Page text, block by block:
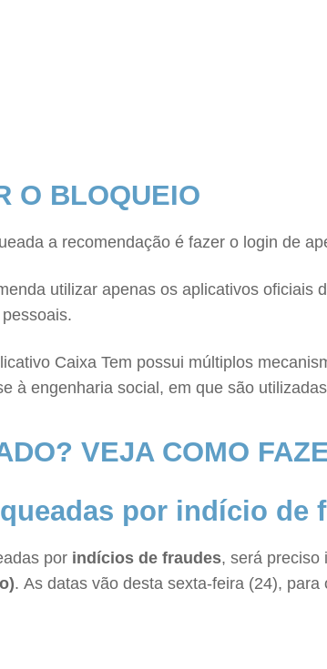
O BLOQUEIO
a recomendação é fazer o login de
utilizar apenas os aplicativos
Caixa Tem possui múltiplos
à engenharia social, em que são
VEJA COMO
por indício de
por indícios de fraudes, será preciso
. As datas vão desta sexta-feira (24),